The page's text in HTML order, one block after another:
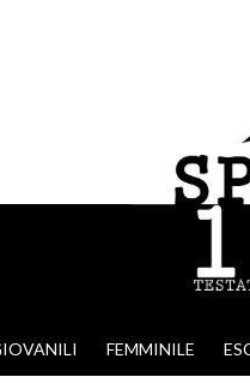
FEMMINILE